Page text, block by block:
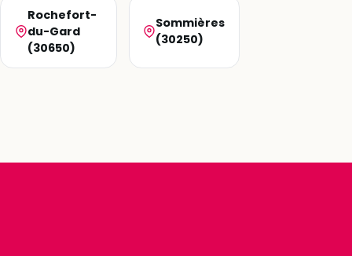
Rochefort-
du-Gard
(30650)
Sommières
(30250)